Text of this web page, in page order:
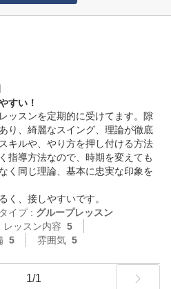
すい！
ッスンを定期的に受けてます。隙
り、綺麗なスイング、理論が徹底
キルや、やり方を押し付ける方法
指導方法なので、時期を変えても
く同じ理論、基本に忠実な印象を
く、接しやすいです。
イプ : グループレッスン
レッスン内容 5
5 雰囲気 5
1/1